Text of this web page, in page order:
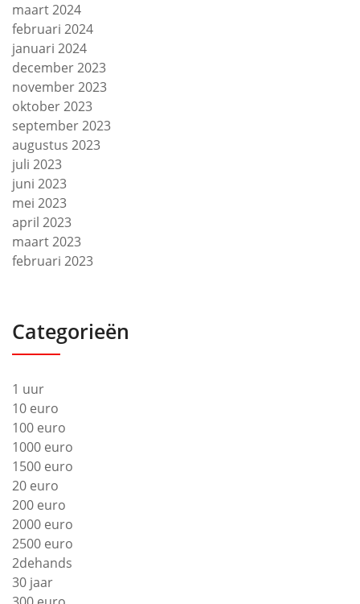
maart 2024
februari 2024
januari 2024
december 2023
november 2023
oktober 2023
september 2023
augustus 2023
juli 2023
juni 2023
mei 2023
april 2023
maart 2023
februari 2023
Categorieën
1 uur
10 euro
100 euro
1000 euro
1500 euro
20 euro
200 euro
2000 euro
2500 euro
2dehands
30 jaar